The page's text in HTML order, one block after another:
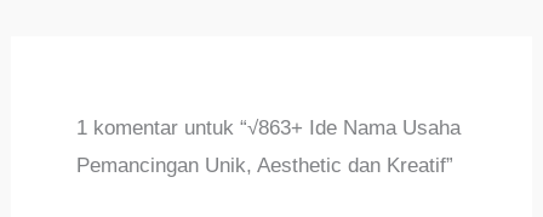
1 komentar untuk “√863+ Ide Nama Usaha
Pemancingan Unik, Aesthetic dan Kreatif”